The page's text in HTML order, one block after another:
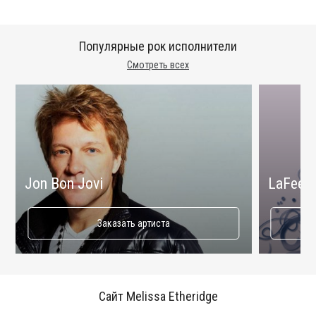
Смотреть всех
Популярные рок исполнители
Jon Bon Jovi
Заказать артиста
LaFee
Сайт Melissa Etheridge